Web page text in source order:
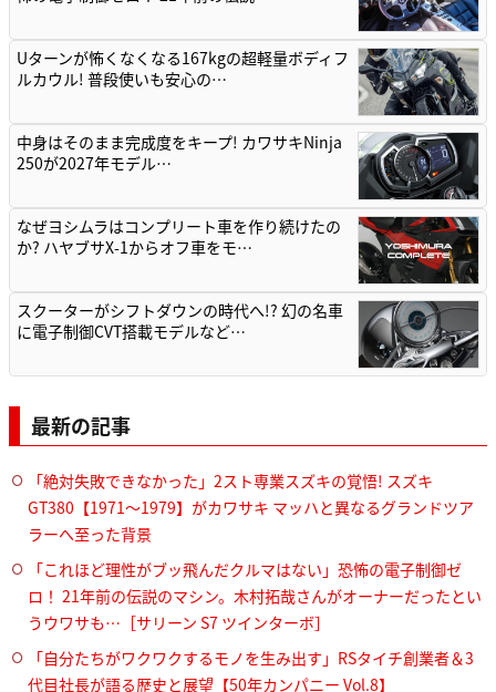
Uターンが怖くなくなる167kgの超軽量ボディフ
ルカウル! 普段使いも安心の…
中身はそのまま完成度をキープ! カワサキNinja
250が2027年モデル…
なぜヨシムラはコンプリート車を作り続けたの
か? ハヤブサX-1からオフ車をモ…
スクーターがシフトダウンの時代へ!? 幻の名車
に電子制御CVT搭載モデルなど…
最新の記事
「絶対失敗できなかった」2スト専業スズキの覚悟! スズキ
GT380【1971～1979】がカワサキ マッハと異なるグランドツア
ラーへ至った背景
「これほど理性がブッ飛んだクルマはない」恐怖の電子制御ゼ
ロ！ 21年前の伝説のマシン。木村拓哉さんがオーナーだったとい
うウワサも…［サリーン S7 ツインターボ］
「自分たちがワクワクするモノを生み出す」RSタイチ創業者＆3
代目社長が語る歴史と展望【50年カンパニー Vol.8】